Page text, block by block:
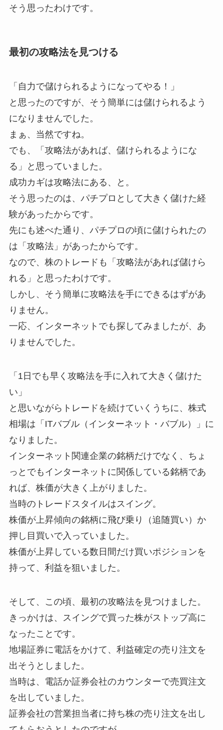
そう思ったわけです。
最初の攻略法を見つける
「自力で儲けられるようになってやる！」
と思ったのですが、そう簡単には儲けられるよう
になりませんでした。
まぁ、当然ですね。
でも、「攻略法があれば、儲けられるようにな
る」と思っていました。
成功カギは攻略法にある、と。
そう思ったのは、パチプロとして大きく儲けた経
験があったからです。
先にも述べた通り、パチプロの頃に儲けられたの
は「攻略法」があったからです。
なので、株のトレードも「攻略法があれば儲けら
れる」と思ったわけです。
しかし、そう簡単に攻略法を手にできるはずがあ
りません。
一応、インターネットでも探してみましたが、あ
りませんでした。
「1日でも早く攻略法を手に入れて大きく儲けた
い」
と思いながらトレードを続けていくうちに、株式
相場は「ITバブル（インターネット・バブル）」に
なりました。
インターネット関連企業の銘柄だけでなく、ちょ
っとでもインターネットに関係している銘柄であ
れば、株価が大きく上がりました。
当時のトレードスタイルはスイング。
株価が上昇傾向の銘柄に飛び乗り（追随買い）か
押し目買いで入っていました。
株価が上昇している数日間だけ買いポジションを
持って、利益を狙いました。
そして、この頃、最初の攻略法を見つけました。
きっかけは、スイングで買った株がストップ高に
なったことです。
地場証券に電話をかけて、利益確定の売り注文を
出そうとしました。
当時は、電話か証券会社のカウンターで売買注文
を出していました。
証券会社の営業担当者に持ち株の売り注文を出し